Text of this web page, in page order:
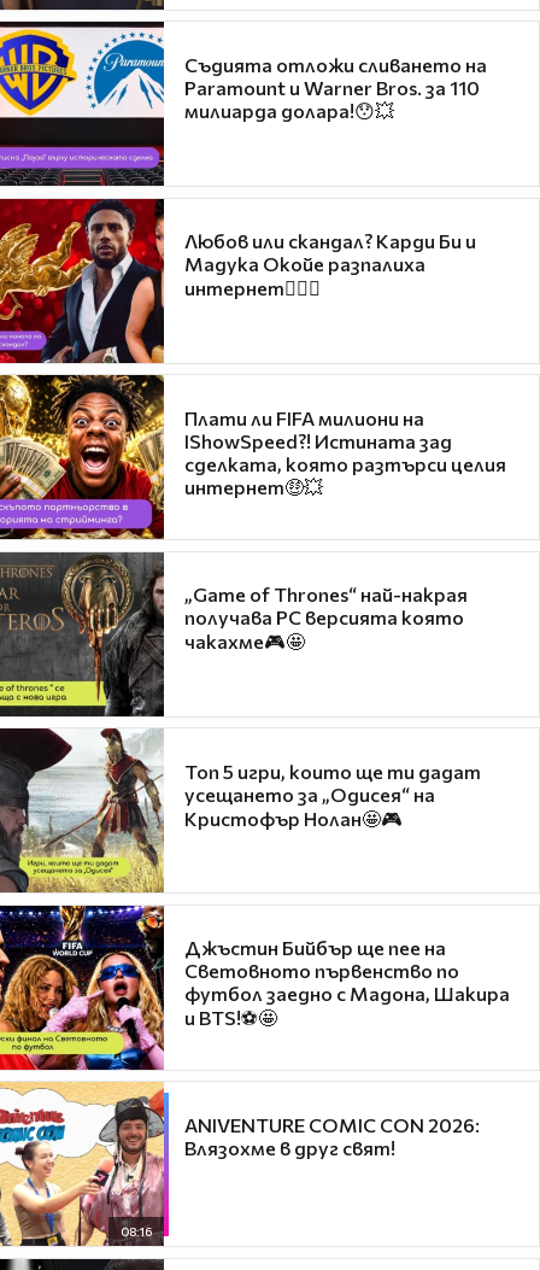
Съдията отложи сливането на
Paramount и Warner Bros. за 110
милиарда долара!😯💥
Любов или скандал? Карди Би и
Мадука Окойе разпалиха
интернет❤️‍🔥🔥
Плати ли FIFA милиони на
IShowSpeed?! Истината зад
сделката, която разтърси целия
интернет🤑💥
„Game of Thrones“ най-накрая
получава PC версията която
чакахме🎮🤩
Топ 5 игри, които ще ти дадат
усещането за „Одисея“ на
Кристофър Нолан🤩🎮
Джъстин Бийбър ще пее на
Световното първенство по
футбол заедно с Мадона, Шакира
и BTS!⚽🤩
08:16
ANIVENTURE COMIC CON 2026:
Влязохме в друг свят!